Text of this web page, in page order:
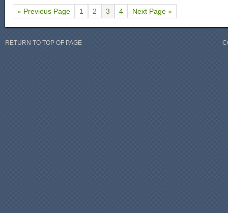
« Previous Page 1 2 3 4 Next Page »
RETURN TO TOP OF PAGE